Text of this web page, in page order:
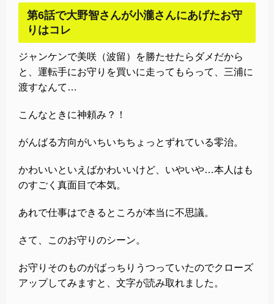
第6話で大野智さんが小瀧さんにあげたお守
りはコレ
ジャンケンで美咲（波留）を勝たせたらダメだから
と、運転手にお守りを買いに走ってもらって、三浦に
渡すなんて…
こんなときに神頼み？！
がんばる方向がいちいちちょっとずれている零治。
かわいいといえばかわいいけど、いやいや…本人はも
のすごく真面目で本気。
あれで仕事はできるところが本当に不思議。
さて、このお守りのシーン。
お守りそのものがばっちりうつっていたのでクローズ
アップしてみますと、文字が読み取れました。